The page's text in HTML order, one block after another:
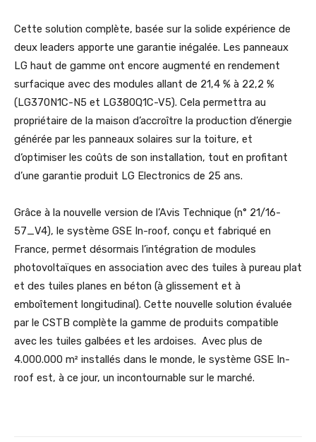
Cette solution complète, basée sur la solide expérience de
deux leaders apporte une garantie inégalée. Les panneaux
LG haut de gamme ont encore augmenté en rendement
surfacique avec des modules allant de 21,4 % à 22,2 %
(LG370N1C-N5 et LG380Q1C-V5). Cela permettra au
propriétaire de la maison d’accroître la production d’énergie
générée par les panneaux solaires sur la toiture, et
d‘optimiser les coûts de son installation, tout en profitant
d’une garantie produit LG Electronics de 25 ans.
Grâce à la nouvelle version de l’Avis Technique (n° 21/16-
57_V4), le système GSE In-roof, conçu et fabriqué en
France, permet désormais l’intégration de modules
photovoltaïques en association avec des tuiles à pureau plat
et des tuiles planes en béton (à glissement et à
emboîtement longitudinal). Cette nouvelle solution évaluée
par le CSTB complète la gamme de produits compatible
avec les tuiles galbées et les ardoises. Avec plus de
4.000.000 m² installés dans le monde, le système GSE In-
roof est, à ce jour, un incontournable sur le marché.